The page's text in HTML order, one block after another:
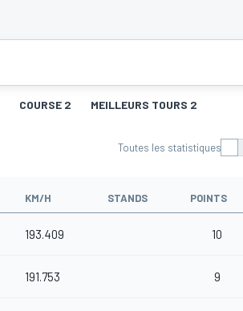
COURSE 2 MEILLEURS TOURS 2
Toutes les statistiques
KM/H STANDS POINTS
193.409 10
191.753 9